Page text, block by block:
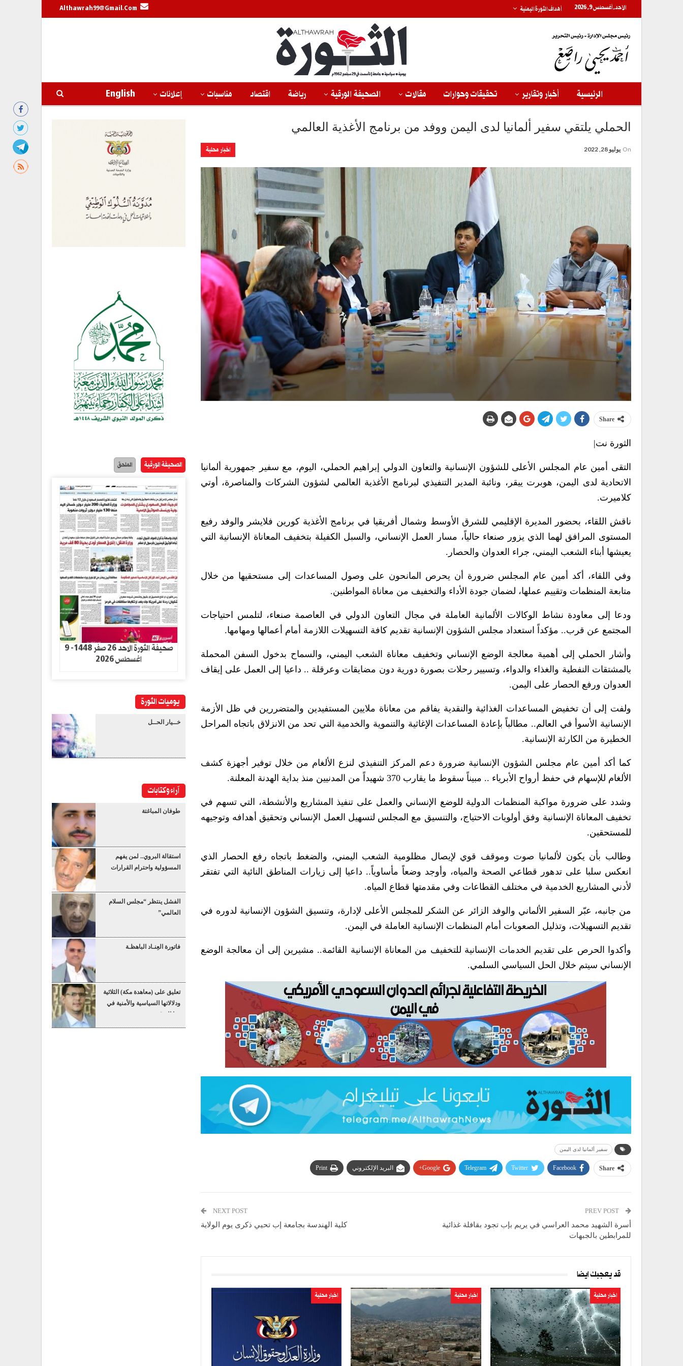
الأحد, أغسطس 9, 2026 أهداف الثورة اليمنية Althawrah99@gmail.com
الرئيسية أخبار وتقارير تحقيقات وحوارات مقالات الصحيفة الورقية رياضة اقتصاد مناسبات إعلانات English
الحملي يلتقي سفير ألمانيا لدى اليمن ووفد من برنامج الأغذية العالمي
اخبار محلية On يوليو 28, 2022
Share
الثورة نت|
التقى أمين عام المجلس الأعلى للشؤون الإنسانية والتعاون الدولي إبراهيم الحملي، اليوم، مع سفير جمهورية ألمانيا
الاتحادية لدى اليمن، هوبرت ييقر، ونائبة المدير التنفيذي لبرنامج الأغذية العالمي لشؤون الشركات والمناصرة، أوتي
كلاميرت.
ناقش اللقاء، بحضور المديرة الإقليمي للشرق الأوسط وشمال أفريقيا في برنامج الأغذية كورين فلايشر والوفد رفيع
المستوى المرافق لهما الذي يزور صنعاء حالياً، مسار العمل الإنساني، والسبل الكفيلة بتخفيف المعاناة الإنسانية التي
يعيشها أبناء الشعب اليمني، جراء العدوان والحصار.
وفي اللقاء، أكد أمين عام المجلس ضرورة أن يحرص المانحون على وصول المساعدات إلى مستحقيها من خلال
متابعة المنظمات وتقييم عملها، لضمان جودة الأداء والتخفيف من معاناة المواطنين.
ودعا إلى معاودة نشاط الوكالات الألمانية العاملة في مجال التعاون الدولي في العاصمة صنعاء، لتلمس احتياجات
المجتمع عن قرب.. مؤكداً استعداد مجلس الشؤون الإنسانية تقديم كافة التسهيلات اللازمة أمام أعمالها ومهامها.
وأشار الحملي إلى أهمية معالجة الوضع الإنساني وتخفيف معاناة الشعب اليمني، والسماح بدخول السفن المحملة
بالمشتقات النفطية والغذاء والدواء، وتسيير رحلات بصورة دورية دون مضايقات وعرقلة .. داعيا إلى العمل على إيقاف
العدوان ورفع الحصار على اليمن.
ولفت إلى أن تخفيض المساعدات الغذائية والنقدية يفاقم من معاناة ملايين المستفيدين والمتضررين في ظل الأزمة
الإنسانية الأسوأ في العالم.. مطالباً بإعادة المساعدات الإغاثية والتنموية والخدمية التي تحد من الانزلاق باتجاه المراحل
الخطيرة من الكارثة الإنسانية.
كما أكد أمين عام مجلس الشؤون الإنسانية ضرورة دعم المركز التنفيذي لنزع الألغام من خلال توفير أجهزة كشف
الألغام للإسهام في حفظ أرواح الأبرياء .. مبيناً سقوط ما يقارب 370 شهيداً من المدنيين منذ بداية الهدنة المعلنة.
وشدد على ضرورة مواكبة المنظمات الدولية للوضع الإنساني والعمل على تنفيذ المشاريع والأنشطة، التي تسهم في
تخفيف المعاناة الإنسانية وفق أولويات الاحتياج، والتنسيق مع المجلس لتسهيل العمل الإنساني وتحقيق أهدافه وتوجيهه
للمستحقين.
وطالب بأن يكون لألمانيا صوت وموقف قوي لإيصال مظلومية الشعب اليمني، والضغط باتجاه رفع الحصار الذي
انعكس سلبا على تدهور قطاعي الصحة والمياه، وأوجد وضعاً مأساوياً.. داعيا إلى زيارات المناطق النائية التي تفتقر
لأدني المشاريع الخدمية في مختلف القطاعات وفي مقدمتها قطاع المياه.
من جانبه، عبّر السفير الألماني والوفد الزائر عن الشكر للمجلس الأعلى لإدارة، وتنسيق الشؤون الإنسانية لدوره في
تقديم التسهيلات، وتذليل الصعوبات أمام المنظمات الإنسانية العاملة في اليمن.
وأكدوا الحرص على تقديم الخدمات الإنسانية للتخفيف من المعاناة الإنسانية القائمة.. مشيرين إلى أن معالجة الوضع
الإنساني سيتم خلال الحل السياسي السلمي.
سفير ألمانيا لدى اليمن
Share
Facebook
Twitter
Telegram
Google+ البريد الإلكتروني Print
أسرة الشهيد محمد العراسي في يريم بإب تجود بقافلة غذائية
للمرابطين بالجبهات
NEXT POST
كلية الهندسة بجامعة إب تحيي ذكرى يوم الولاية
قد يعجبك ايضا
اخبار محلية اخبار محلية اخبار محلية
الصحيفة الورقية الملحق
صحيفة الثورة الاحد 26 صفر 1448- 9
اغسطس 2026
يوميات الثورة
خــيار الحــل
آراء وكتابات
طوفان المباغتة
استقالة البروي.. لمن يفهم
المسؤولية واحترام القرارات
الفشل ينتظر “مجلس السلام
العالمي”
فاتورة العِنـاد الباهظـة
تعليق على (معاهدة مكة) الثلاثية
ودلالاتها السياسية والأمنية في
هذا التوقيت